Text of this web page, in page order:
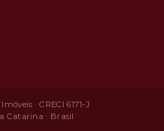
· CRECI 6171-J
Catarina · Brasil